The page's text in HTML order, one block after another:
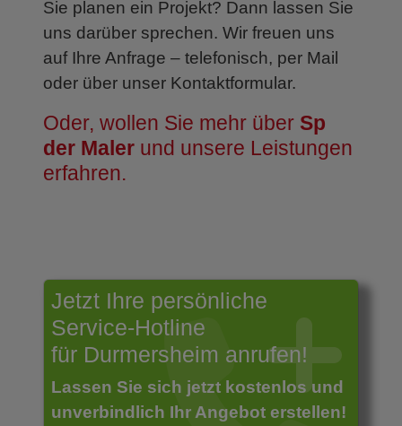
Sie planen ein Projekt? Dann lassen Sie
uns darüber sprechen. Wir freuen uns
auf Ihre Anfrage – telefonisch, per Mail
oder über unser Kontaktformular.
Oder, wollen Sie mehr über Sp
der Maler und unsere Leistungen
erfahren.
Jetzt Ihre persönliche
Service-Hotline
für Durmersheim anrufen!
Lassen Sie sich jetzt kostenlos und
unverbindlich Ihr Angebot erstellen!